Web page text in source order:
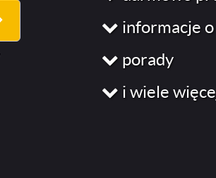
informacje
porady
i wiele